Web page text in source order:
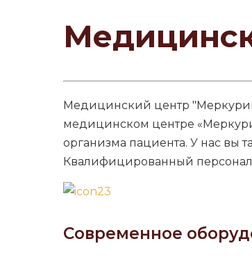
Медицинский центр
медицинском центре
организма пациента. У нас вы
Квалифицированный
Современное